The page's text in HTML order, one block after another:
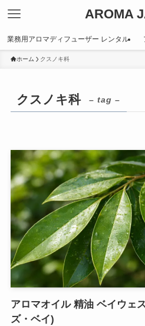
AROMA
業務用アロマディフューザー レンタル
ホーム クスノキ科
クスノキ科 – tag –
アロマオイル 精油 ベイウェ
ズ・ベイ)